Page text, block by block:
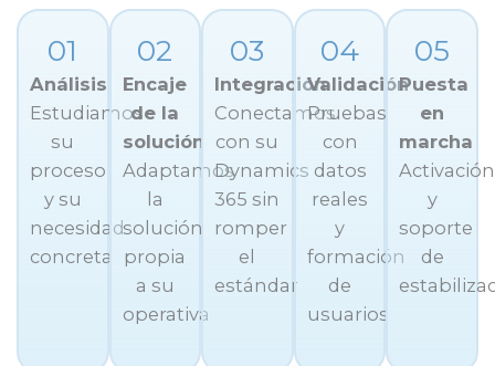
01
Análisis
Estudiamos
su
proceso
y su
necesidad
concreta
02
Encaje
de la
solución
Adaptamos
la
solución
propia
a su
operativa
03
Integración
Conectamos
con su
Dynamics
365 sin
romper
el
estándar
04
Validación
Pruebas
con
datos
reales
y
formación
de
usuarios
05
Puesta
en
marcha
Activación
y
soporte
de